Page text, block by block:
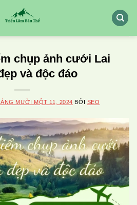
chụp ảnh cưới Lai
và độc đáo
MƯỜI MỘT 11, 2024 BỞI SEO